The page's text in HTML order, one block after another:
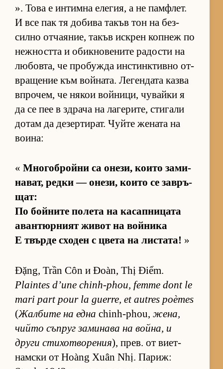
». Това е ин­тимна еле­гия, а не пам­ф­лет.
И все пак тя до­бива та­къв тон на без­
силно от­ча­я­ние, та­къв ис­к­рен коп­неж по
неж­ността и обик­но­ве­ните ра­дости на
лю­бов­та, че про­бужда ин­с­тин­к­тивно от­
в­ра­ще­ние към вой­на­та. Ле­ген­дата казва
впро­чем, че ня­кои вой­ни­ци, чу­вайки я
да се пее в здрача на ла­ге­ри­те, сти­гали
до­там да де­зер­ти­рат. Чуйте же­ната на
во­и­на:
« Мно­гоб­ройни са оне­зи, ко­ито за­ми­
на­ват, редки — оне­зи, ко­ито се зав­ръ­
щат:
По бой­ните по­лета на ка­сап­ни­цата
аван­тюр­ният жи­вот на вой­ника
Е твърде схо­ден с цвета на лис­та­та! »
Đặng, Trần Côn и Đoàn, Thị Điểm.
Plaintes d’une chinh-phou, femme dont le
mari part pour la guerre, et autres poèmes
(Жал­бите на една chinh-phou, же­на,
чийто съп­руг за­ми­нава на вой­на, и
други сти­хот­во­ре­ния), прев. от ви­ет­
нам­ски от Hoàng Xuân Nhị. Па­риж: